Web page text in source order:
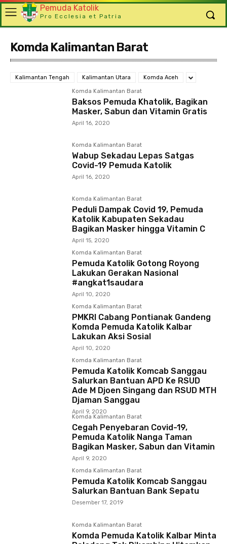
Pemuda Katolik
Pro Ecclesia et Patria
Komda Kalimantan Barat
Kalimantan Tengah Kalimantan Utara Komda Aceh
Komda Kalimantan Barat
Baksos Pemuda Khatolik, Bagikan
Masker, Sabun dan Vitamin Gratis
April 16, 2020
Komda Kalimantan Barat
Wabup Sekadau Lepas Satgas
Covid-19 Pemuda Katolik
April 16, 2020
Komda Kalimantan Barat
Peduli Dampak Covid 19, Pemuda
Katolik Kabupaten Sekadau
Bagikan Masker hingga Vitamin C
April 15, 2020
Komda Kalimantan Barat
Pemuda Katolik Gotong Royong
Lakukan Gerakan Nasional
#angkat1saudara
April 10, 2020
Komda Kalimantan Barat
PMKRI Cabang Pontianak Gandeng
Komda Pemuda Katolik Kalbar
Lakukan Aksi Sosial
April 10, 2020
Komda Kalimantan Barat
Pemuda Katolik Komcab Sanggau
Salurkan Bantuan APD Ke RSUD
Ade M Djoen Singang dan RSUD MTH
Djaman Sanggau
April 9, 2020
Komda Kalimantan Barat
Cegah Penyebaran Covid-19,
Pemuda Katolik Nanga Taman
Bagikan Masker, Sabun dan Vitamin
April 9, 2020
Komda Kalimantan Barat
Pemuda Katolik Komcab Sanggau
Salurkan Bantuan Bank Sepatu
Desember 17, 2019
Komda Kalimantan Barat
Komda Pemuda Katolik Kalbar Minta